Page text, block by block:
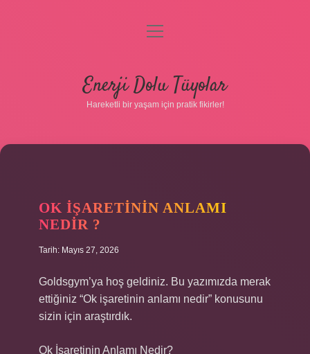
Gizlilik Politikası
Hakkımızda
menüyü
Enerji Dolu Tüyolar
Hareketli bir yaşam için pratik fikirler!
OK IŞARETININ ANLAMI
NEDIR ?
Tarih: Mayıs 27, 2026
Goldsgym’ya hoş geldiniz. Bu yazımızda merak
ettiğiniz “Ok işaretinin anlamı nedir” konusunu
sizin için araştırdık.
Ok İşaretinin Anlamı Nedir?